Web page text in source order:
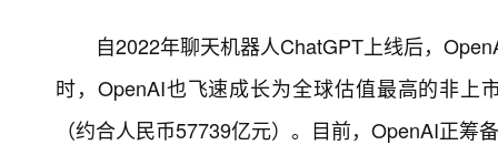
自2022年聊天机器人ChatGPT上线后，
时，OpenAI也飞速成长为全球估值最高的非上
（约合人民币57739亿元）。目前，OpenAI正